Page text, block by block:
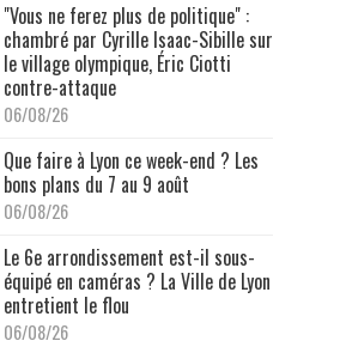
"Vous ne ferez plus de politique" :
chambré par Cyrille Isaac-Sibille sur
le village olympique, Éric Ciotti
contre-attaque
06/08/26
Que faire à Lyon ce week-end ? Les
bons plans du 7 au 9 août
06/08/26
Le 6e arrondissement est-il sous-
équipé en caméras ? La Ville de Lyon
entretient le flou
06/08/26